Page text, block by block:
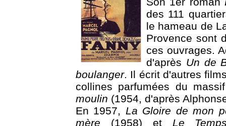
des 111
le hameau de
Provence sont
ces ouvrages.
d'après Un de
boulanger. Il écrit d'autres
collines parfumées du
moulin (1954, d'après
En 1957, La Gloire de mon
mère (1958) et Le